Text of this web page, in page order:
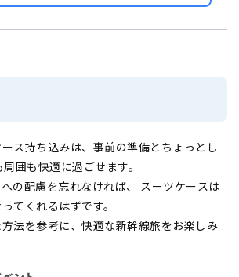
ス持ち込みは、事前の準備とちょっとし
囲も快適に過ごせます。
の配慮を忘れなければ、 スーツケースは
てくれるはずです。
法を参考に、快適な新幹線旅をお楽しみ